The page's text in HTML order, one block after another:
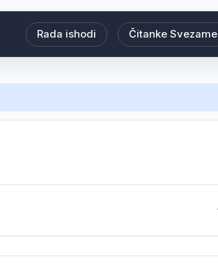
Rada ishodi Čitanke Svezame